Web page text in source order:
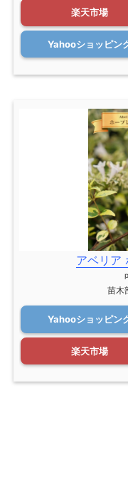
楽天市場
Yahooショッピン
アベリア
苗木
Yahooショッピン
楽天市場